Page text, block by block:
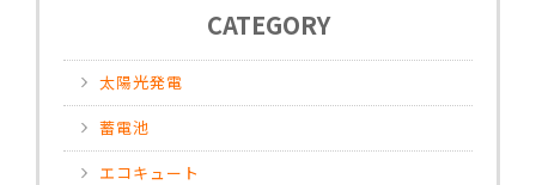
CATEGORY
太陽光発電
蓄電池
エコキュート